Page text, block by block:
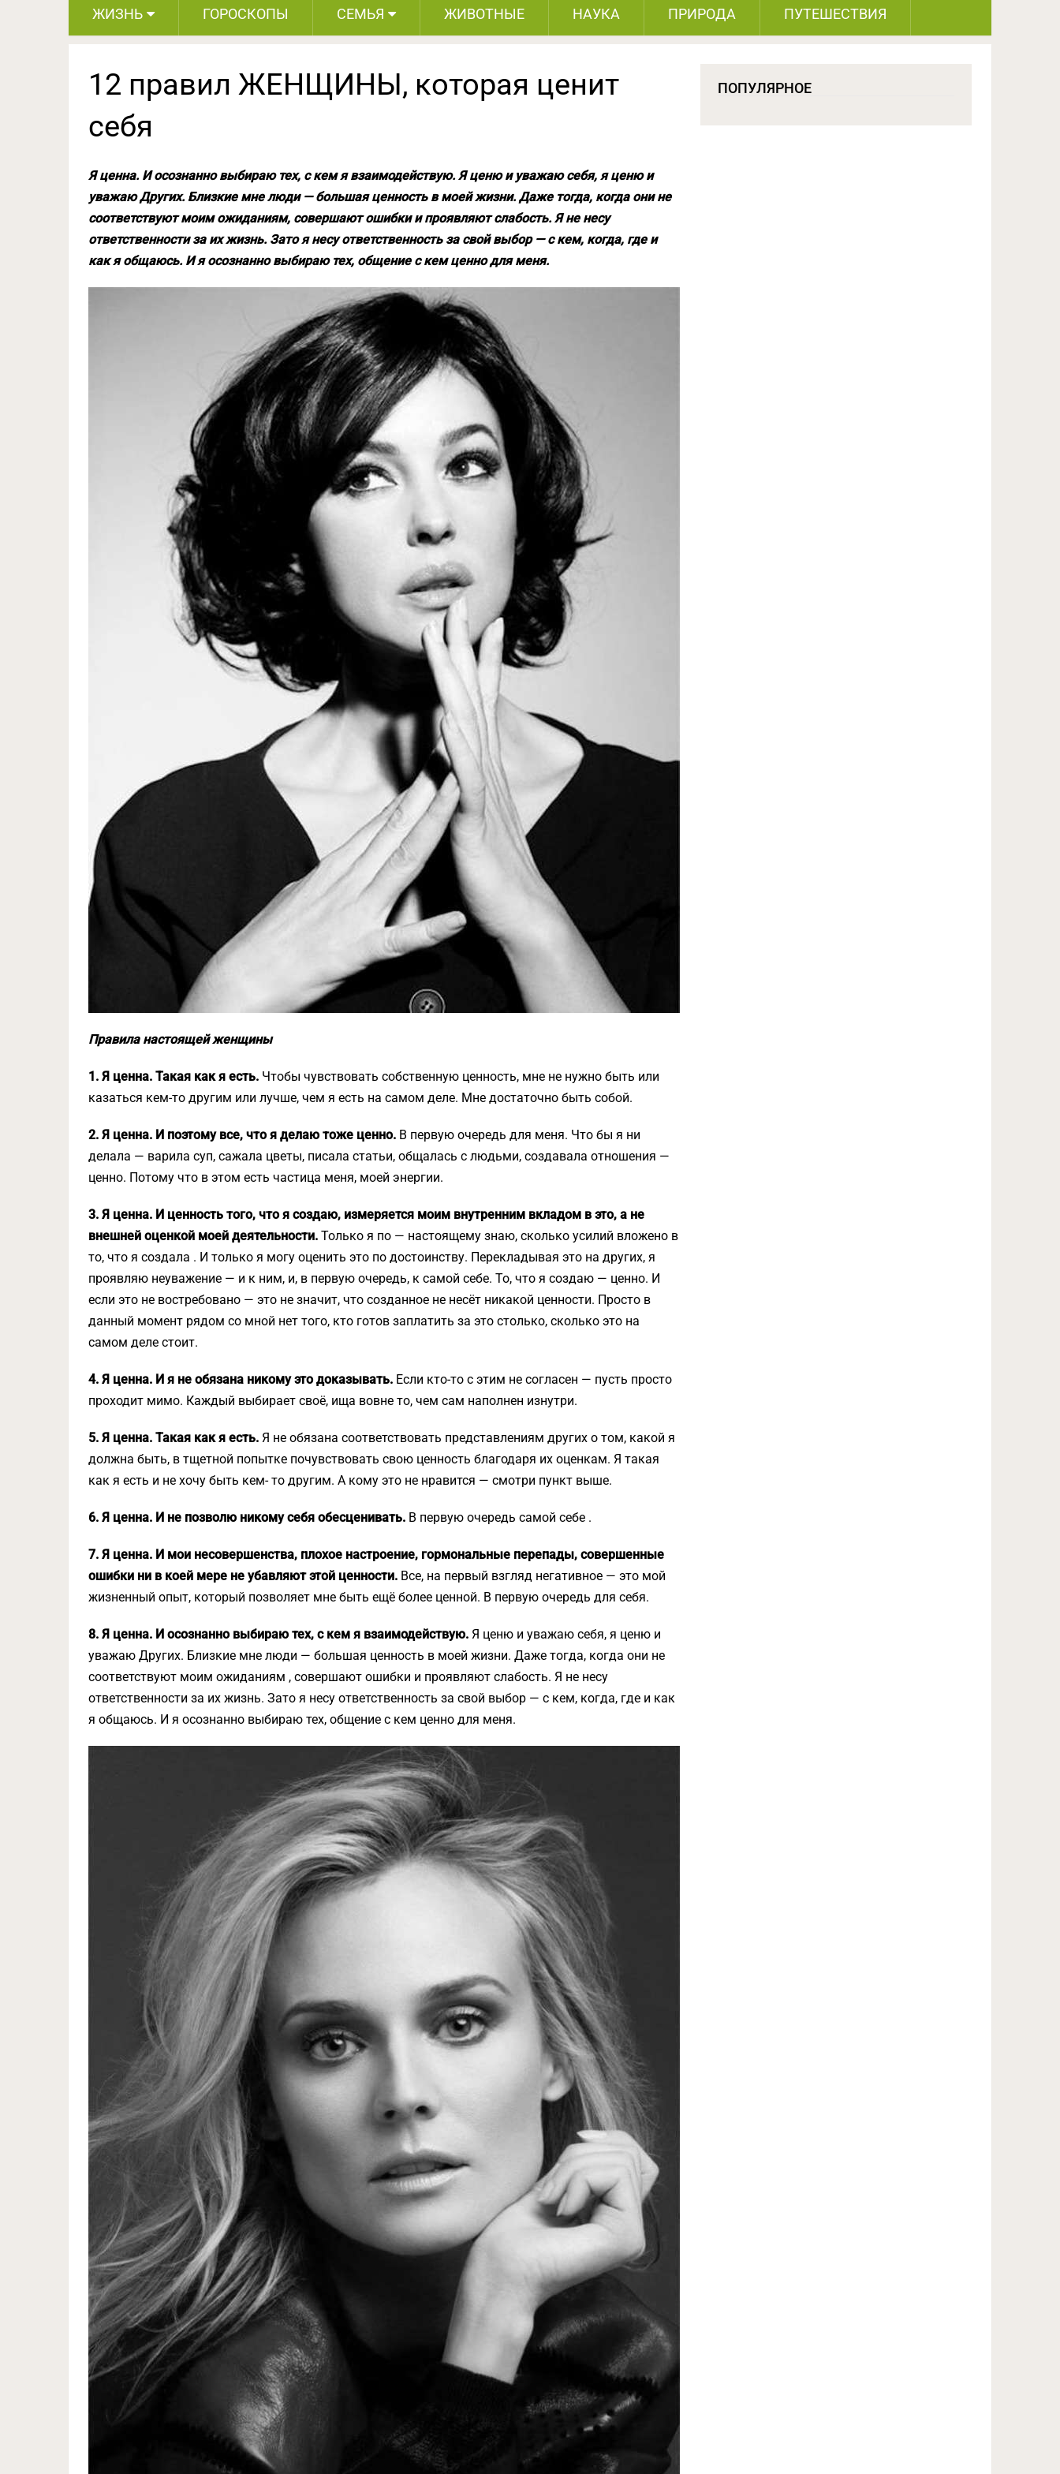
ЖИЗНЬ ГОРОСКОПЫ СЕМЬЯ ЖИВОТНЫЕ НАУКА ПРИРОДА ПУТЕШЕСТВИЯ
12 правил ЖЕНЩИНЫ, которая ценит
себя
Я ценна. И осознанно выбираю тех, с кем я взаимодействую. Я ценю и уважаю себя, я ценю и
уважаю Других. Близкие мне люди — большая ценность в моей жизни. Даже тогда, когда они не
соответствуют моим ожиданиям, совершают ошибки и проявляют слабость. Я не несу
ответственности за их жизнь. Зато я несу ответственность за свой выбор — с кем, когда, где и
как я общаюсь. И я осознанно выбираю тех, общение с кем ценно для меня.
Правила настоящей женщины
1. Я ценна. Такая как я есть. Чтобы чувствовать собственную ценность, мне не нужно быть или
казаться кем-то другим или лучше, чем я есть на самом деле. Мне достаточно быть собой.
2. Я ценна. И поэтому все, что я делаю тоже ценно. В первую очередь для меня. Что бы я ни
делала — варила суп, сажала цветы, писала статьи, общалась с людьми, создавала отношения —
ценно. Потому что в этом есть частица меня, моей энергии.
3. Я ценна. И ценность того, что я создаю, измеряется моим внутренним вкладом в это, а не
внешней оценкой моей деятельности. Только я по — настоящему знаю, сколько усилий вложено в
то, что я создала . И только я могу оценить это по достоинству. Перекладывая это на других, я
проявляю неуважение — и к ним, и, в первую очередь, к самой себе. То, что я создаю — ценно. И
если это не востребовано — это не значит, что созданное не несёт никакой ценности. Просто в
данный момент рядом со мной нет того, кто готов заплатить за это столько, сколько это на
самом деле стоит.
4. Я ценна. И я не обязана никому это доказывать. Если кто-то с этим не согласен — пусть просто
проходит мимо. Каждый выбирает своё, ища вовне то, чем сам наполнен изнутри.
5. Я ценна. Такая как я есть. Я не обязана соответствовать представлениям других о том, какой я
должна быть, в тщетной попытке почувствовать свою ценность благодаря их оценкам. Я такая
как я есть и не хочу быть кем- то другим. А кому это не нравится — смотри пункт выше.
6. Я ценна. И не позволю никому себя обесценивать. В первую очередь самой себе .
7. Я ценна. И мои несовершенства, плохое настроение, гормональные перепады, совершенные
ошибки ни в коей мере не убавляют этой ценности. Все, на первый взгляд негативное — это мой
жизненный опыт, который позволяет мне быть ещё более ценной. В первую очередь для себя.
8. Я ценна. И осознанно выбираю тех, с кем я взаимодействую. Я ценю и уважаю себя, я ценю и
уважаю Других. Близкие мне люди — большая ценность в моей жизни. Даже тогда, когда они не
соответствуют моим ожиданиям , совершают ошибки и проявляют слабость. Я не несу
ответственности за их жизнь. Зато я несу ответственность за свой выбор — с кем, когда, где и как
я общаюсь. И я осознанно выбираю тех, общение с кем ценно для меня.
ПОПУЛЯРНОЕ